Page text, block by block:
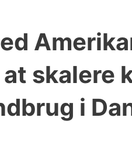
skalere
i